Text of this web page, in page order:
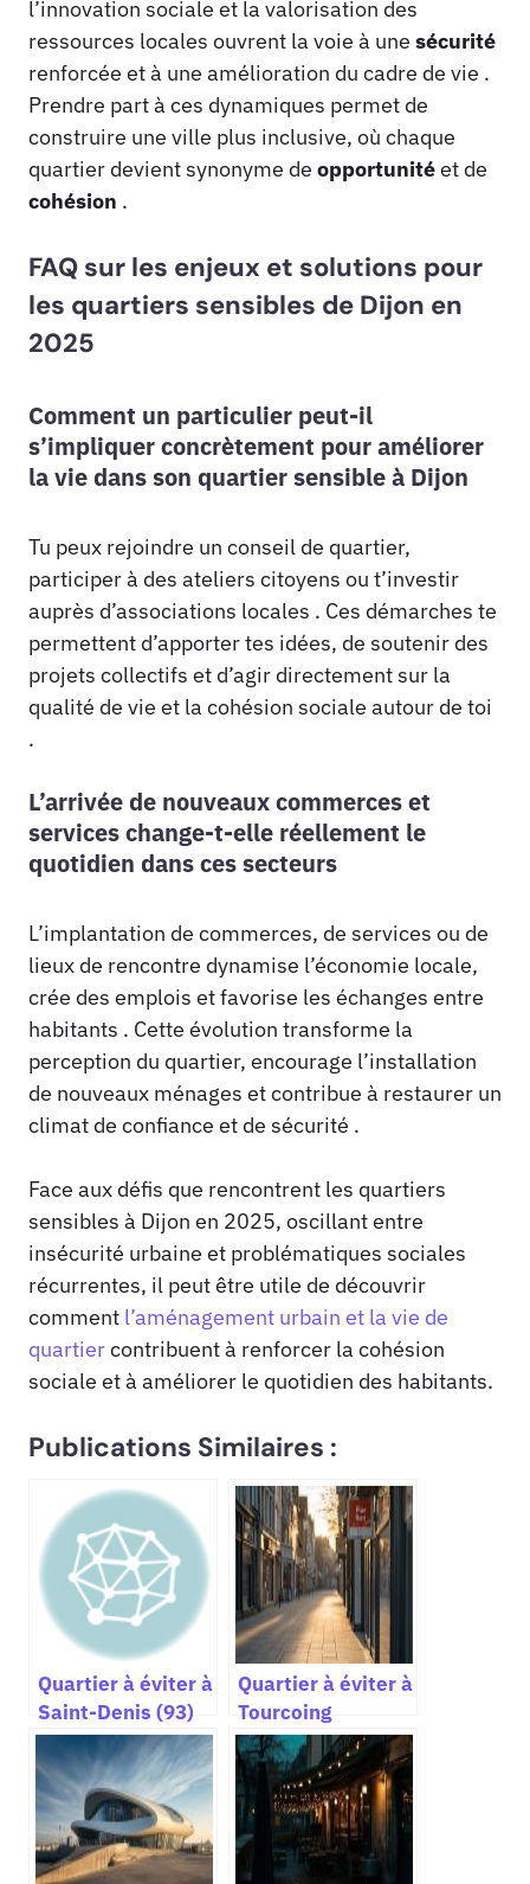
l’innovation sociale et la valorisation des
ressources locales ouvrent la voie à une sécurité
renforcée et à une amélioration du cadre de vie .
Prendre part à ces dynamiques permet de
construire une ville plus inclusive, où chaque
quartier devient synonyme de opportunitéet de
cohésion .
FAQ sur les enjeux et solutions pour
les quartiers sensibles de Dijon en
2025
Comment un particulier peut-il
s’impliquer concrètement pour améliorer
la vie dans son quartier sensible à Dijon
Tu peux rejoindre un conseil de quartier,
participer à des ateliers citoyens ou t’investir
auprès d’associations locales . Ces démarches te
permettent d’apporter tes idées, de soutenir des
projets collectifs et d’agir directement sur la
qualité de vie et la cohésion sociale autour de toi
.
L’arrivée de nouveaux commerces et
services change-t-elle réellement le
quotidien dans ces secteurs
L’implantation de commerces, de services ou de
lieux de rencontre dynamise l’économie locale,
crée des emplois et favorise les échanges entre
habitants . Cette évolution transforme la
perception du quartier, encourage l’installation
de nouveaux ménages et contribue à restaurer un
climat de confiance et de sécurité .
Face aux défis que rencontrent les quartiers
sensibles à Dijon en 2025, oscillant entre
insécurité urbaine et problématiques sociales
récurrentes, il peut être utile de découvrir
comment l’aménagement urbain et la vie de
quartiercontribuent à renforcer la cohésion
sociale et à améliorer le quotidien des habitants.
Publications Similaires :
Quartier à éviter à
Saint-Denis (93)
Quartier à éviter à
Tourcoing